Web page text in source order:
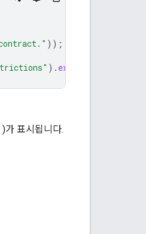
));
). execute
)가 표시됩니다.